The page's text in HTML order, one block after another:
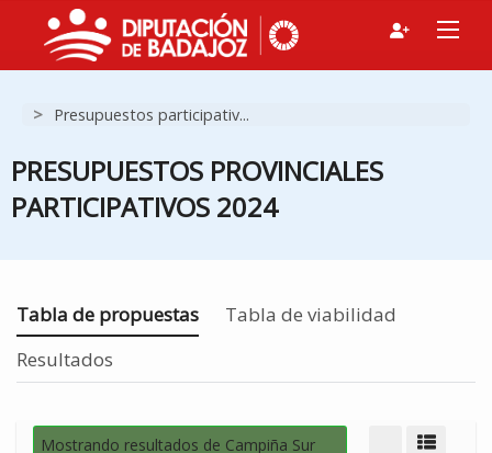
> Presupuestos participativ...
PRESUPUESTOS PROVINCIALES
PARTICIPATIVOS 2024
Estás en
Tabla de propuestas
Tabla de viabilidad
Resultados
Mostrando resultados de Campiña Sur